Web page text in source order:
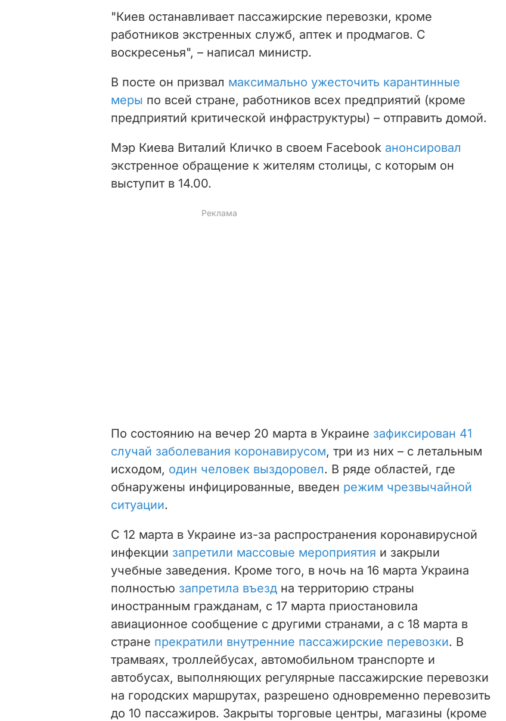
i
d
e
o
"Киев останавливает пассажирские перевозки, кроме
работников экстренных служб, аптек и продмагов. С
воскресенья", – написал министр.
В посте он призвал максимально ужесточить карантинные
меры по всей стране, работников всех предприятий (кроме
предприятий критической инфраструктуры) – отправить домой.
Мэр Киева Виталий Кличко в своем Facebook анонсировал
экстренное обращение к жителям столицы, с которым он
выступит в 14.00.
По состоянию на вечер 20 марта в Украине зафиксирован 41
случай заболевания коронавирусом, три из них – с летальным
исходом, один человек выздоровел. В ряде областей, где
обнаружены инфицированные, введен режим чрезвычайной
ситуации.
С 12 марта в Украине из-за распространения коронавирусной
инфекции запретили массовые мероприятия и закрыли
учебные заведения. Кроме того, в ночь на 16 марта Украина
полностью запретила въезд на территорию страны
иностранным гражданам, с 17 марта приостановила
авиационное сообщение с другими странами, а с 18 марта в
стране прекратили внутренние пассажирские перевозки. В
трамваях, троллейбусах, автомобильном транспорте и
автобусах, выполняющих регулярные пассажирские перевозки
на городских маршрутах, разрешено одновременно перевозить
до 10 пассажиров. Закрыты торговые центры, магазины (кроме